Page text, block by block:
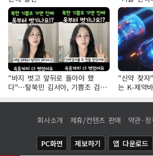
"바지 벗고 앞뒤로 돌아야 했
다"…탈북민 김서아, 기쁨조 검사
수치심 회상
"신약 찾
는 K-제약
회사소개 제휴/컨텐츠 판매 약관·정
PC화면 제보하기 앱 다운로드